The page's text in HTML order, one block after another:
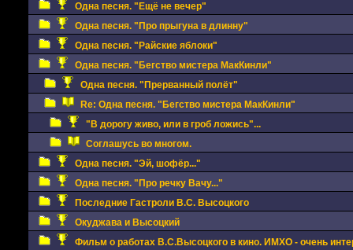
Одна песня. "Ещё не вечер"
Одна песня. "Про прыгуна в длинну"
Одна песня. "Райские яблоки"
Одна песня. "Бегство мистера МакКинли"
Одна песня. "Прерванный полёт"
Re: Одна песня. "Бегство мистера МакКинли"
"В дорогу живо, или в гроб ложись"...
Соглашусь во многом.
Одна песня. "Эй, шофёр..."
Одна песня. "Про речку Вачу..."
Последние Гастроли В.С. Высоцкого
Окуджава и Высоцкий
Фильм о работах В.С.Высоцкого в кино. ИМХО - очень